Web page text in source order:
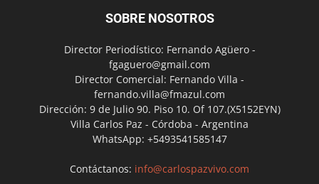
SOBRE NOSOTROS
Director Periodístico: Fernando Agüero -
fgaguero@gmail.com
Director Comercial: Fernando Villa -
fernando.villa@fmazul.com
Dirección: 9 de Julio 90. Piso 10. Of 107.(X5152EYN)
Villa Carlos Paz - Córdoba - Argentina
WhatsApp: +5493541585147
Contáctanos: info@carlospazvivo.com